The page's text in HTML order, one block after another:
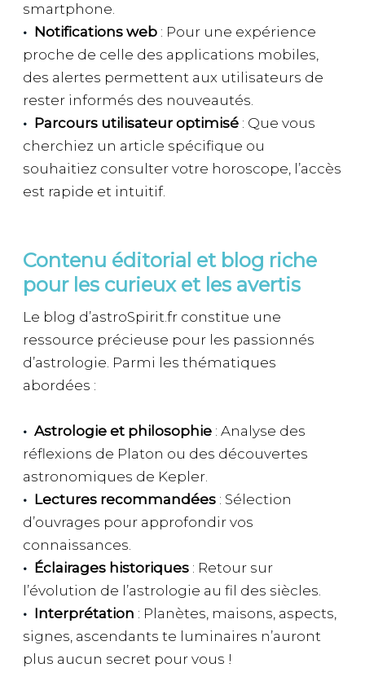
smartphone.
Notifications web : Pour une expérience
proche de celle des applications mobiles,
des alertes permettent aux utilisateurs de
rester informés des nouveautés.
Parcours utilisateur optimisé : Que vous
cherchiez un article spécifique ou
souhaitiez consulter votre horoscope, l’accès
est rapide et intuitif.
Contenu éditorial et blog riche
pour les curieux et les avertis
Le blog d’astroSpirit.fr constitue une
ressource précieuse pour les passionnés
d’astrologie. Parmi les thématiques
abordées :
Astrologie et philosophie : Analyse des
réflexions de Platon ou des découvertes
astronomiques de Kepler.
Lectures recommandées : Sélection
d’ouvrages pour approfondir vos
connaissances.
Éclairages historiques : Retour sur
l’évolution de l’astrologie au fil des siècles.
Interprétation : Planètes, maisons, aspects,
signes, ascendants te luminaires n’auront
plus aucun secret pour vous !